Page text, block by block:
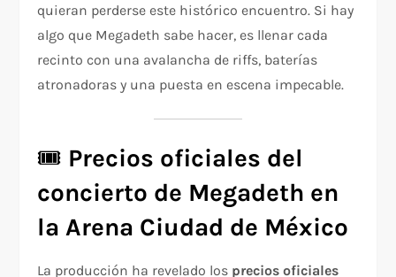
quieran perderse este histórico encuentro. Si hay
algo que Megadeth sabe hacer, es llenar cada
recinto con una avalancha de riffs, baterías
atronadoras y una puesta en escena impecable.
🎟️ Precios oficiales del
concierto de Megadeth en
la Arena Ciudad de México
La producción ha revelado los precios oficiales